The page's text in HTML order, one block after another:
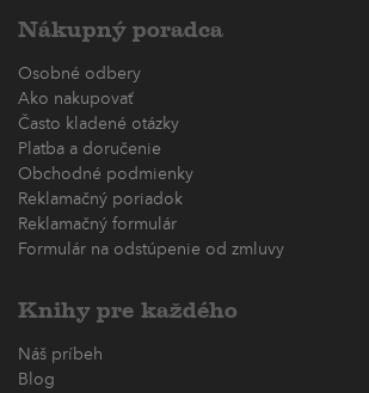
Nákupný poradca
Osobné odbery
Ako nakupovať
Často kladené otázky
Platba a doručenie
Obchodné podmienky
Reklamačný poriadok
Reklamačný formulár
Formulár na odstúpenie od zmluvy
Knihy pre každého
Náš príbeh
Blog